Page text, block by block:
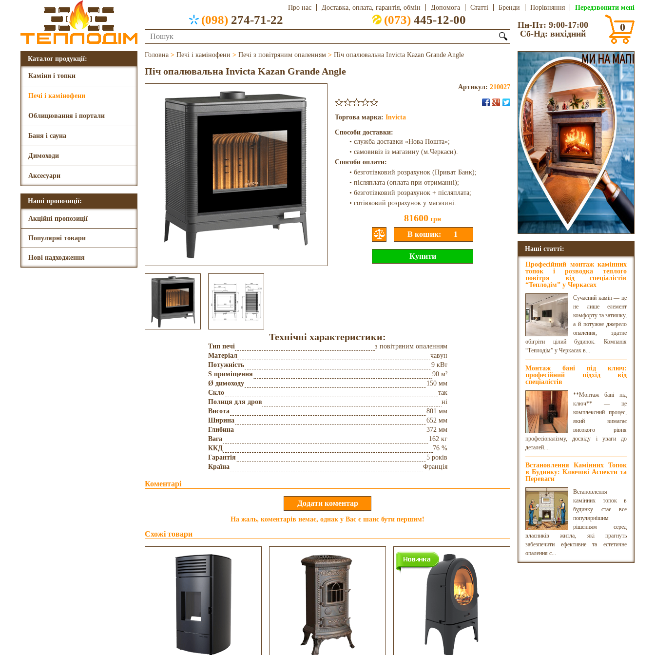
Про нас Доставка, оплата, гарантія, обмін Допомога Статті Бренди Порівняння Передзвонити мені
(098) 274-71-22 (073) 445-12-00
🔍
Пн-Пт: 9:00-17:00
Сб-Нд: вихідний
0
Каталог продукції:
Каміни і топки
Печі і камінофени
Облицювання і портали
Баня і сауна
Димоходи
Аксесуари
Наші пропозиції:
Акційні пропозиції
Популярні товари
Нові надходження
Наші статті:
Професійний монтаж камінних
топок і розводка теплого
повітря від спеціалістів
“Теплодім” у Черкасах
Сучасний камін — це
не лише елемент
комфорту та затишку,
а й потужне джерело
опалення, здатне
обігріти цілий будинок. Компанія
“Теплодім” у Черкасах в...
Монтаж бані під ключ:
професійний підхід від
спеціалістів
**Монтаж бані під
ключ** — це
комплексний процес,
який вимагає
високого рівня
професіоналізму, досвіду і уваги до
деталей....
Встановлення Камінних Топок
в Будинку: Ключові Аспекти та
Переваги
Встановлення
камінних топок в
будинку стає все
популярнішим
рішенням серед
власників житла, які прагнуть
забезпечити ефективне та естетичне
опалення с...
Головна > Печі і камінофени > Печі з повітряним опаленням > Піч опалювальна Invicta Kazan Grande Angle
Піч опалювальна Invicta Kazan Grande Angle
Артикул: 210027
Торгова марка: Invicta
Способи доставки:
• служба доставки «Нова Пошта»;
• самовивіз із магазину (м.Черкаси).
Способи оплати:
• безготівковий розрахунок (Приват Банк);
• післяплата (оплата при отриманні);
• безготівковий розрахунок + післяплата;
• готівковий розрахунок у магазині.
81600 грн
Технічні характеристики:
Тип печі
з повітряним опаленням
Матеріал
чавун
Потужність
9 кВт
S приміщення
90 м²
Ø димоходу
150 мм
Скло
так
Полиця для дров
ні
Висота
801 мм
Ширина
652 мм
Глибина
372 мм
Вага
162 кг
ККД
76 %
Гарантія
5 років
Країна
Франція
Коментарі
На жаль, коментарів немає, однак у Вас є шанс бути першим!
Схожі товари